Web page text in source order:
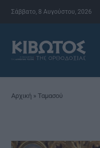
Σάββατο, 8 Αυγούστου, 2026
Αρχική » Ταμασού